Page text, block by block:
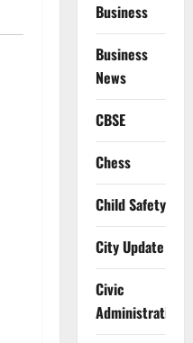
Business
Business
News
CBSE
Chess
Child Safety
City Update
Civic
Administration